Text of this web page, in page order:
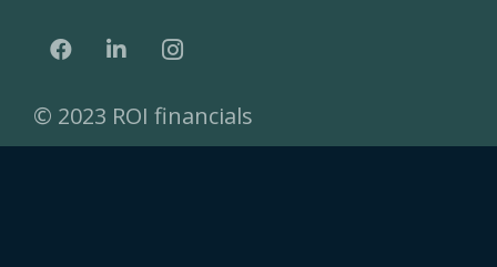
© 2023 ROI financials